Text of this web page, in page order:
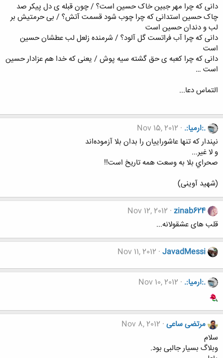
دانی که چرا مهر جبین خاک حسین است؟ / چون قبله ی دل پیکر صد
چاک حسین استدانی که چرا چوب شود قسمت آتش؟ / بی حرمتیش بر
لب و دندان حسین است
دانی که چرا آب فراتست گل آلود؟ / شرمنده زلعل لب عطشان حسین
است
دانی که چرا کعبه ی حق گشته سیه پوش / یعنی که خدا هم عزادار حسین
است …
التماس دعا...
.:ارمیا:. Nov 15, 2012
نپندار كه تنها عاشوراييان را بدان بلا آزموده‌اند
و لا غير...
صحراي بلا به وسعت همه تاريخ است!!
(شهید آوینی)
zinab624
Nov 12, 2012
قلب های عشقولانه...
JavadMessi
Nov 11, 2012
.:ارمیا:. Nov 10, 2012
مرتضی ساعی Nov 8, 2012
سلام
وبلاگ بسیار جالبی بود.